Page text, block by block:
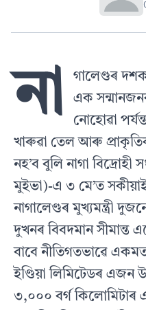
না
গালেণ্ডৰ
এক
নোহোৱা
খাৰুৱা তেল আৰু
নহ’ব বুলি নাগা
মুইভা)-এ ৩ মে’ত
নাগালেণ্ডৰ মুখ্যমন্ত্ৰী
দুখনৰ বিবদমান সীমান্ত
বাবে নীতিগতভাৱে
ইণ্ডিয়া লিমিটেডৰ এজন
৩,০০০ বর্গ কিলোমিটাৰ